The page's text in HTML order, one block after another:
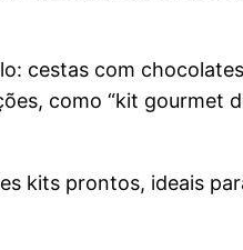
cestas com
como “kit gourmet
kits prontos, ideais